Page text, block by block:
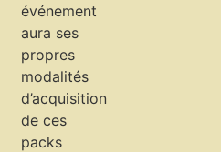
événement
aura ses
propres
modalités
d’acquisition
de ces
packs